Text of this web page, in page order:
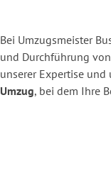
Bei Umzugsmeister
und Durchführung
unserer Expertise
Umzug, bei dem Ihre